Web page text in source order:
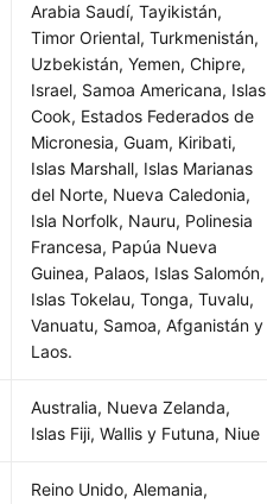
Arabia Saudí, Tayikistán,
Timor Oriental, Turkmenistán,
Uzbekistán, Yemen, Chipre,
Israel, Samoa Americana, Islas
Cook, Estados Federados de
Micronesia, Guam, Kiribati,
Islas Marshall, Islas Marianas
del Norte, Nueva Caledonia,
Isla Norfolk, Nauru, Polinesia
Francesa, Papúa Nueva
Guinea, Palaos, Islas Salomón,
Islas Tokelau, Tonga, Tuvalu,
Vanuatu, Samoa, Afganistán y
Laos.
Australia, Nueva Zelanda,
Islas Fiji, Wallis y Futuna, Niue
Reino Unido, Alemania,